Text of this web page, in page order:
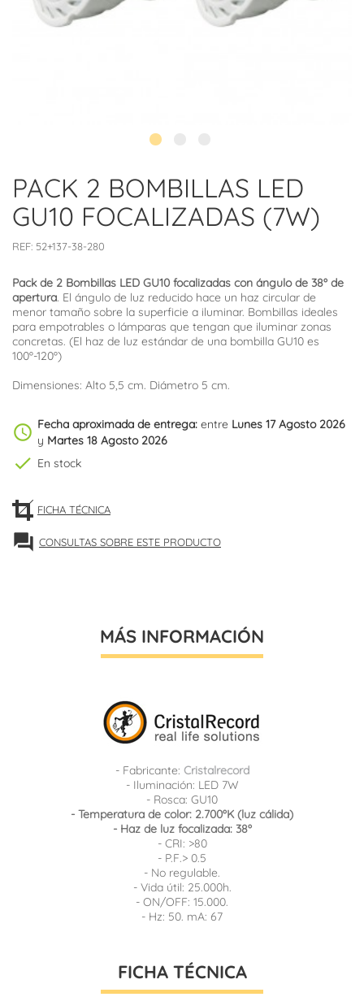
PACK 2 BOMBILLAS LED
GU10 FOCALIZADAS (7W)
REF: 52+137-38-280
Pack de 2 Bombillas LED GU10 focalizadas con ángulo de 38º de
apertura. El ángulo de luz reducido hace un haz circular de
menor tamaño sobre la superficie a iluminar. Bombillas ideales
para empotrables o lámparas que tengan que iluminar zonas
concretas. (El haz de luz estándar de una bombilla GU10 es
100º-120º)
Dimensiones: Alto 5,5 cm. Diámetro 5 cm.
schedule Fecha aproximada de entrega: entre Lunes 17 Agosto 2026
y Martes 18 Agosto 2026
check En stock
FICHA TÉCNICA
forum CONSULTAS SOBRE ESTE PRODUCTO
MÁS INFORMACIÓN
- Fabricante: Cristalrecord
- Iluminación: LED 7W
- Rosca: GU10
- Temperatura de color: 2.700ºK (luz cálida)
- Haz de luz focalizada: 38º
- CRI: >80
- P.F.> 0.5
- No regulable.
- Vida útil: 25.000h.
- ON/OFF: 15.000.
- Hz: 50. mA: 67
FICHA TÉCNICA